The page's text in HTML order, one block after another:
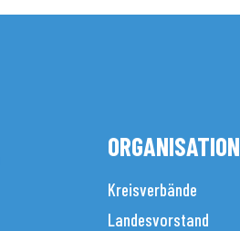
ORGANISATION
Kreisverbände
Landesvorstand